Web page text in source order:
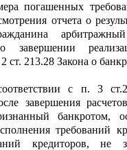
погашенных
отчета о
завершении
ст. 213.28 Закона о
с п. 3
завершения
банкротом,
требований
кредиторов, не